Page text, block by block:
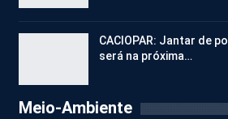
CACIOPAR: Jantar de
será na próxima…
Meio-Ambiente